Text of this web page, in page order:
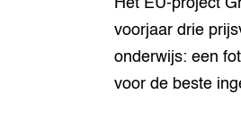
Het EU-project
voorjaar drie
onderwijs: een
voor de beste